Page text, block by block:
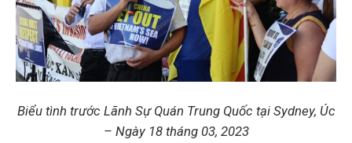
Biểu tình trước Lãnh Sự Quán Trung Quốc tại Sydney, Úc
– Ngày 18 tháng 03, 2023